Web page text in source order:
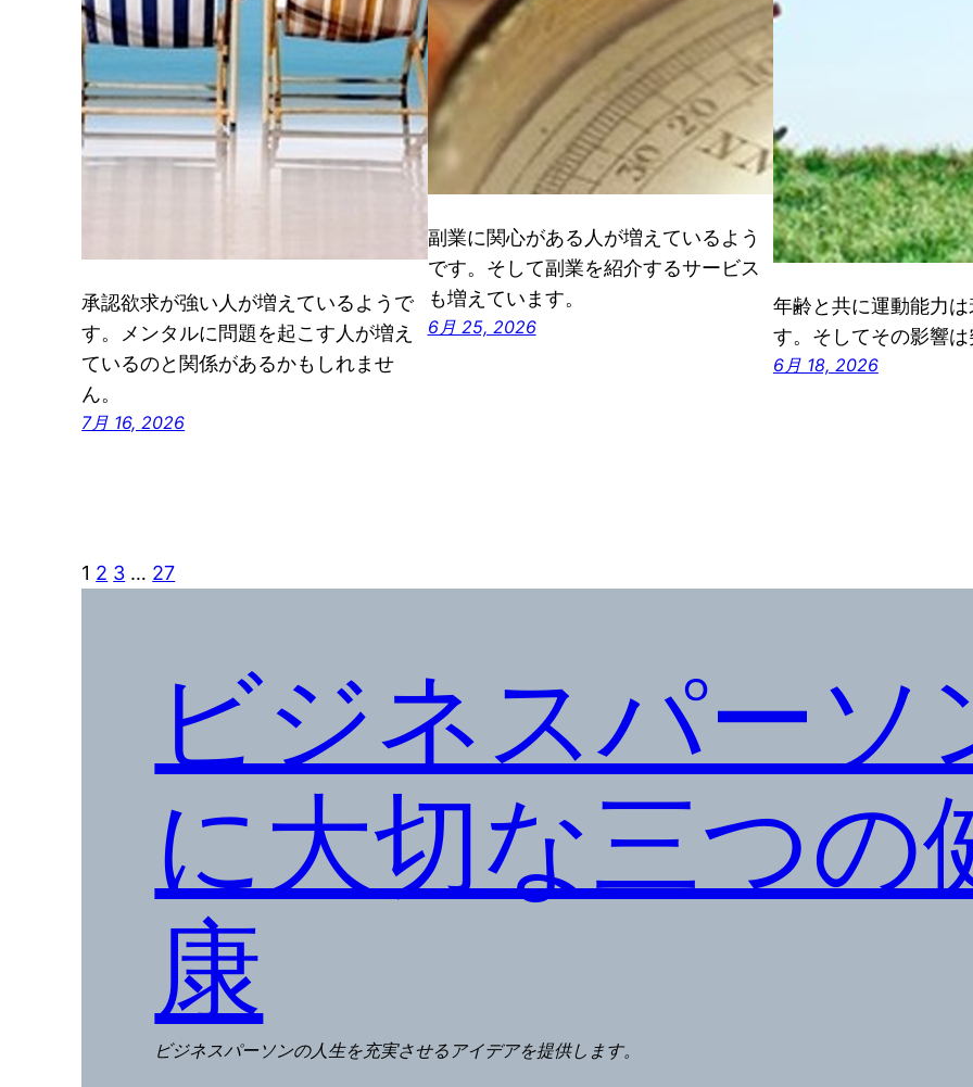
承認欲求が強い人が増えているようで
す。メンタルに問題を起こす人が増え
ているのと関係があるかもしれませ
ん。
7月 16, 2026
副業に関心がある人が増えているよう
です。そして副業を紹介するサービス
も増えています。
6月 25, 2026
年齢と共に運動能力
す。そしてその影響
6月 18, 2026
1 2 3 … 27
ビジネスパーソ
に大切な三つの
康
ビジネスパーソンの人生を充実させるアイデアを提供します。